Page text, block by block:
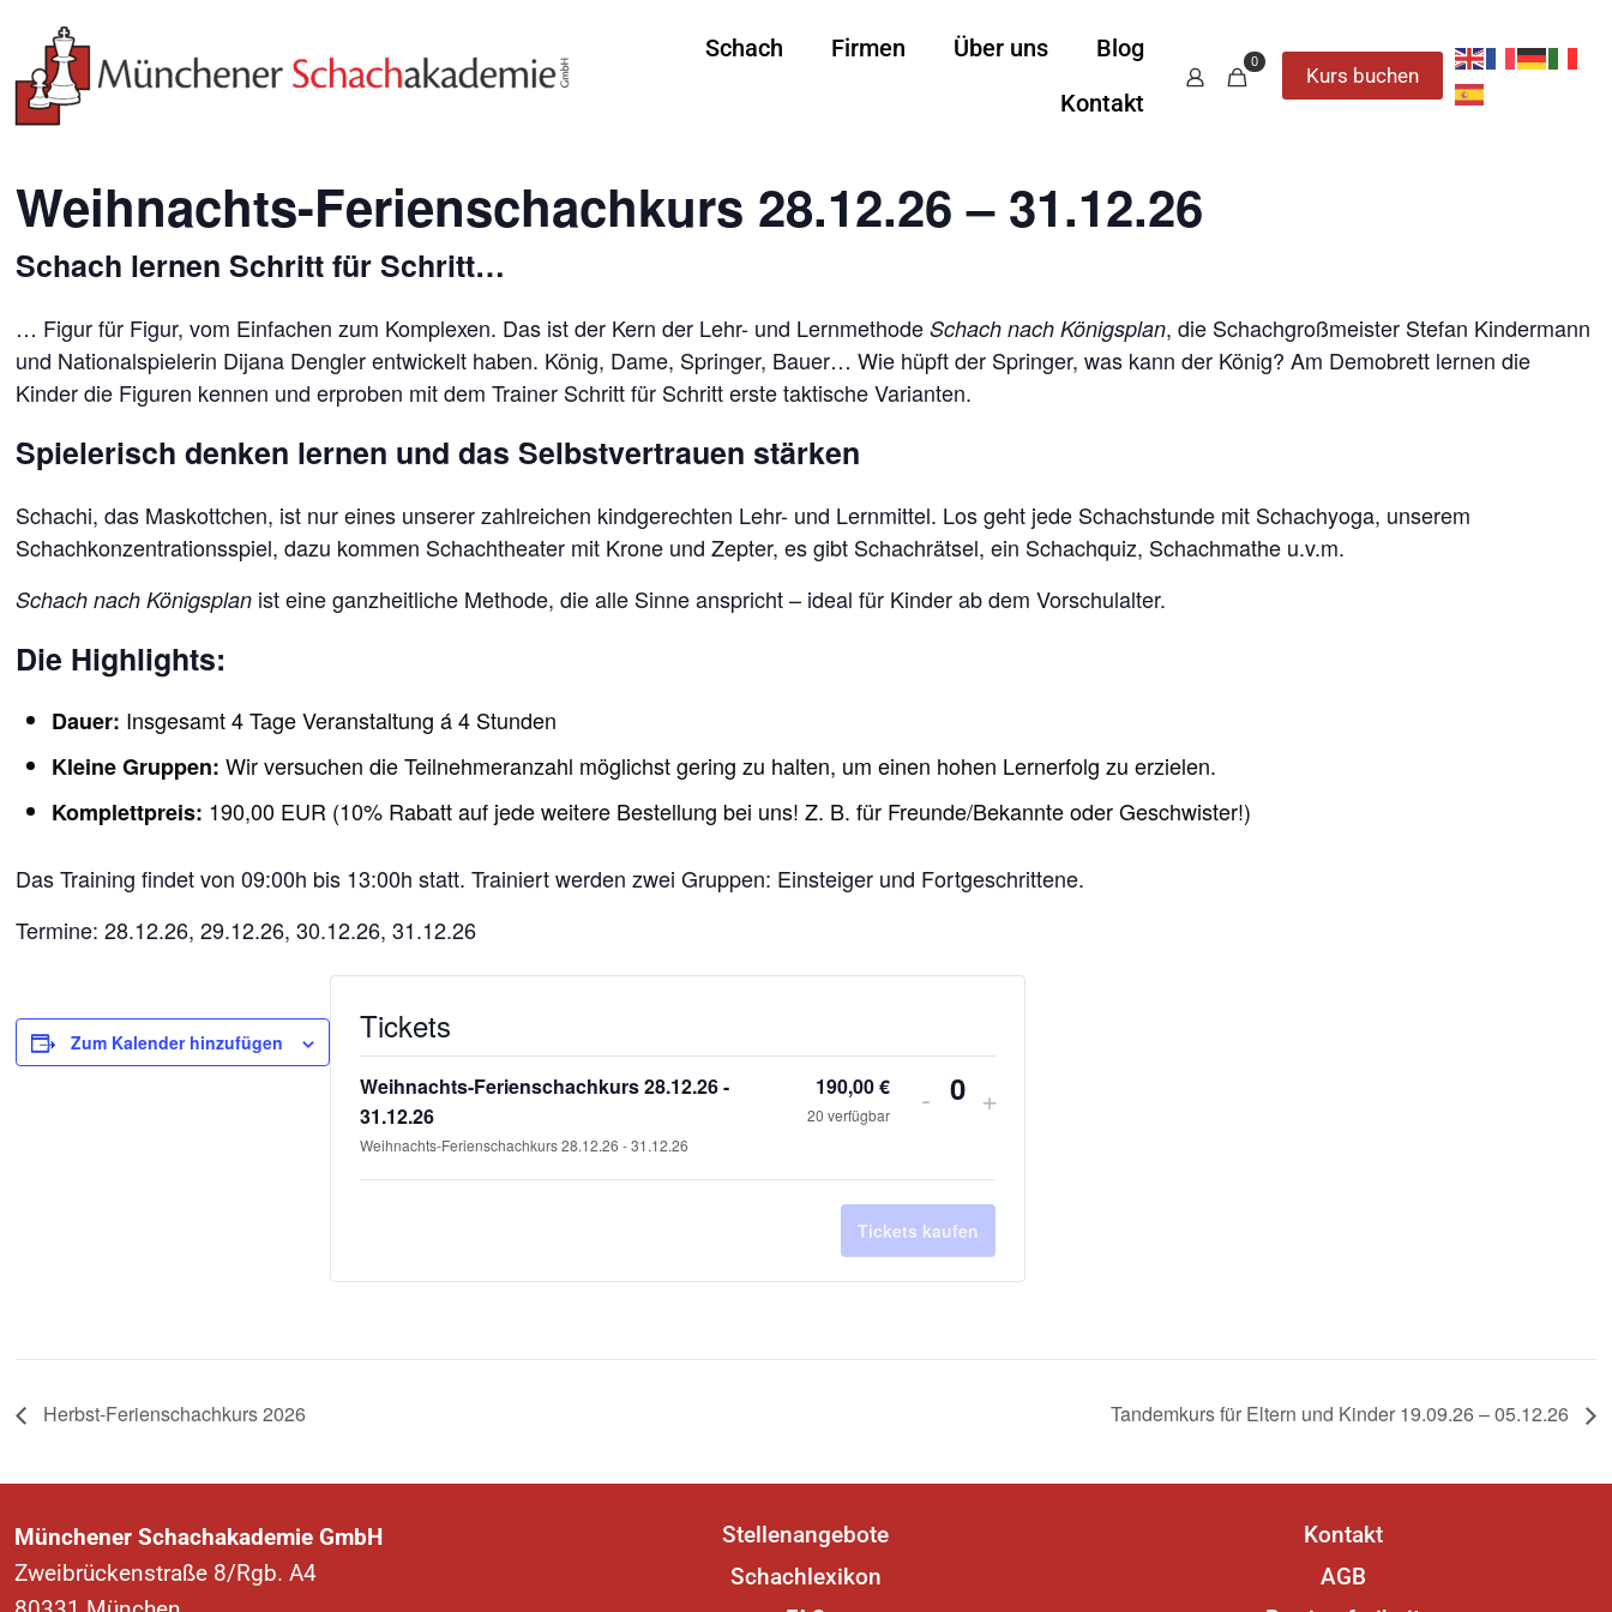
Schach Firmen Über uns
Blog
Kontakt
0
Kurs buchen
Weihnachts-Ferienschachkurs 28.12.26 – 31.12.26
Schach lernen Schritt für Schritt…
… Figur für Figur, vom Einfachen zum Komplexen. Das ist der Kern der Lehr- und LernmethodeSchach nach Königsplan, die Schachgroßmeister Stefan Kindermann
und Nationalspielerin Dijana Dengler entwickelt haben. König, Dame, Springer, Bauer… Wie hüpft der Springer, was kann der König? Am Demobrett lernen die
Kinder die Figuren kennen und erproben mit dem Trainer Schritt für Schritt erste taktische Varianten.
Spielerisch denken lernen und das Selbstvertrauen stärken
Schachi, das Maskottchen, ist nur eines unserer zahlreichen kindgerechten Lehr- und Lernmittel. Los geht jede Schachstunde mit Schachyoga, unserem
Schachkonzentrationsspiel, dazu kommen Schachtheater mit Krone und Zepter, es gibt Schachrätsel, ein Schachquiz, Schachmathe u.v.m.
Schach nach Königsplan ist eine ganzheitliche Methode, die alle Sinne anspricht – ideal für Kinder ab dem Vorschulalter.
Die Highlights:
Dauer: Insgesamt 4 Tage Veranstaltung á 4 Stunden
Kleine Gruppen: Wir versuchen die Teilnehmeranzahl möglichst gering zu halten, um einen hohen Lernerfolg zu erzielen.
Komplettpreis: 190,00 EUR (10% Rabatt auf jede weitere Bestellung bei uns! Z. B. für Freunde/Bekannte oder Geschwister!)
Das Training findet von 09:00h bis 13:00h statt. Trainiert werden zwei Gruppen: Einsteiger und Fortgeschrittene.
Termine: 28.12.26, 29.12.26, 30.12.26, 31.12.26
Zum Kalender hinzufügen Tickets
Weihnachts-Ferienschachkurs 28.12.26 -
31.12.26
Weihnachts-Ferienschachkurs 28.12.26 - 31.12.26
190,00€
20verfügbar
Verringern
Ticketanzahl
für
Weihnachts-
28.12.26
- Anzahl
Erhöhe
Ticketsanzahl
Weihnachts-
28.12.26
+
Tickets kaufen
Herbst-Ferienschachkurs 2026 Tandemkurs für Eltern und Kinder 19.09.26 – 05.12.26
Münchener Schachakademie GmbH
Zweibrückenstraße 8/Rgb. A4
Stellenangebote
Schachlexikon
Kontakt
AGB